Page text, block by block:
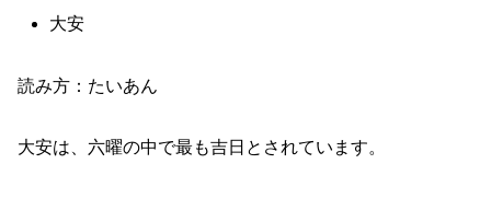
大安
読み方：たいあん
大安は、六曜の中で最も吉日とされています。